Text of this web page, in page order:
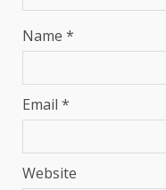
Name *
Email *
Website